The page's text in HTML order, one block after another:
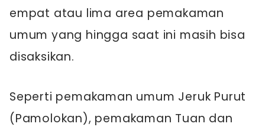
empat atau lima area pemakaman
umum yang hingga saat ini masih bisa
disaksikan.
Seperti pemakaman umum Jeruk Purut
(Pamolokan), pemakaman Tuan dan